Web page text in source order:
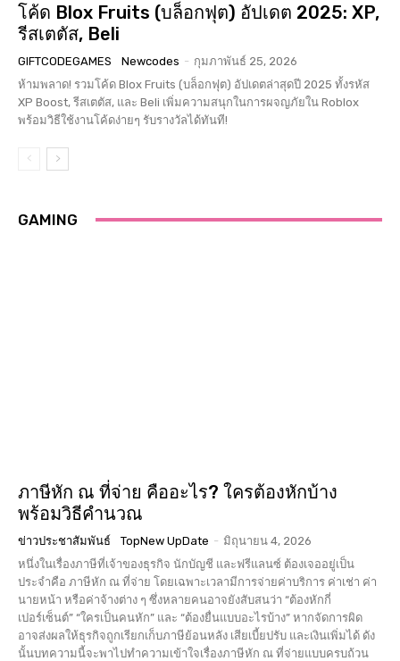
โค้ด Blox Fruits (บล็อกฟุต) อัปเดต 2025: XP,
รีสเตตัส, Beli
GIFTCODEGAMES Newcodes - กุมภาพันธ์ 25, 2026
ห้ามพลาด! รวมโค้ด Blox Fruits (บล็อกฟุต) อัปเดตล่าสุดปี 2025 ทั้งรหัส
XP Boost, รีสเตตัส, และ Beli เพิ่มความสนุกในการผจญภัยใน Roblox
พร้อมวิธีใช้งานโค้ดง่ายๆ รับรางวัลได้ทันที!
GAMING
ภาษีหัก ณ ที่จ่าย คืออะไร? ใครต้องหักบ้าง
พร้อมวิธีคำนวณ
ข่าวประชาสัมพันธ์ TopNew UpDate - มิถุนายน 4, 2026
หนึ่งในเรื่องภาษีที่เจ้าของธุรกิจ นักบัญชี และฟรีแลนซ์ ต้องเจออยู่เป็น
ประจำคือ ภาษีหัก ณ ที่จ่าย โดยเฉพาะเวลามีการจ่ายค่าบริการ ค่าเช่า ค่า
นายหน้า หรือค่าจ้างต่าง ๆ ซึ่งหลายคนอาจยังสับสนว่า “ต้องหักกี่
เปอร์เซ็นต์” “ใครเป็นคนหัก” และ “ต้องยื่นแบบอะไรบ้าง” หากจัดการผิด
อาจส่งผลให้ธุรกิจถูกเรียกเก็บภาษีย้อนหลัง เสียเบี้ยปรับ และเงินเพิ่มได้ ดัง
นั้นบทความนี้จะพาไปทำความเข้าใจเรื่องภาษีหัก ณ ที่จ่ายแบบครบถ้วน